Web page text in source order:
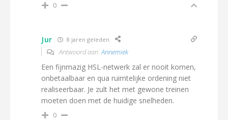
0
Jur 8 jaren geleden
Antwoord aanAnnemiek
Een fijnmazig HSL-netwerk zal er nooit komen,
onbetaalbaar en qua ruimtelijke ordening niet
realiseerbaar. Je zult het met gewone treinen
moeten doen met de huidige snelheden.
0